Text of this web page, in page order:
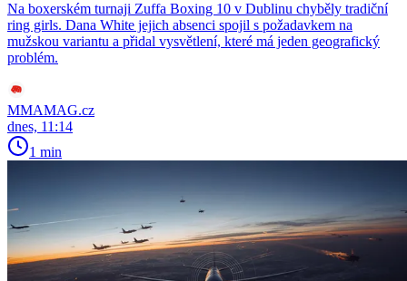
Na boxerském turnaji Zuffa Boxing 10 v Dublinu chyběly tradiční
ring girls. Dana White jejich absenci spojil s požadavkem na
mužskou variantu a přidal vysvětlení, které má jeden geografický
problém.
MMAMAG.cz
dnes, 11:14
1 min